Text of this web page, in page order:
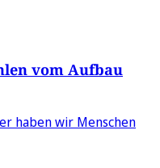
vom Aufbau
haben wir Menschen